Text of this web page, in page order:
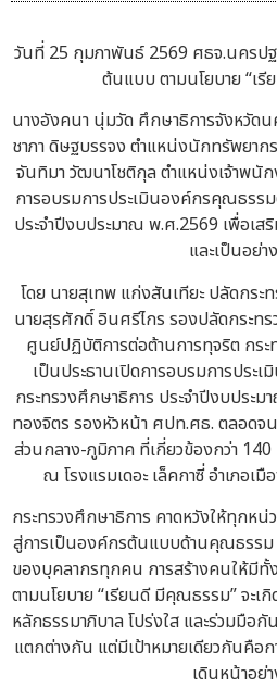
วันที่ 25 กุมภาพันธ์ 2569 ศธจ.นครป
ต้นแบบ ตามนโยบาย “เ
นางอังคนา นุ่มวัด ศึกษาธิการจังหวัด
ชาภา ดิษฐบรรจง ตำแหน่งนักทรัพยาก
จันทิมา วัฒนาโชติกุล ตำแหน่งเจ้าพนั
การอบรมการประเมินองค์กรคุณธรร
ประจำปีงบประมาณ พ.ศ.2569 เพื่อเส
และเป็นอย่า
โดย นายสุเทพ แก่งสันเทียะ ปลัดกระ
นายสุรศักดิ์ อินศรีไกร รองปลัดกระท
ศูนย์ปฏิบัติการต่อต้านการทุจริต กร
เป็นประธานเปิดการอบรมการปร
กระทรวงศึกษาธิการ ประจำปีงบประ
ทองจิตร รองหัวหน้า ศปท.ศธ. ตลอด
ส่วนกลาง-ภูมิภาค ที่เกี่ยวข้องกว่า
ณ โรงแรมเดอะ เล็คกาซี่ อำเภอ
กระทรวงศึกษาธิการ คาดหวังให้ทุกห
สู่การเป็นองค์กรต้นแบบด้านคุณธรรม
ของบุคลากรทุกคน การสร้างคนให้มีทั้
ตามนโยบาย “เรียนดี มีคุณธรรม” จะเ
หลักธรรมาภิบาล โปร่งใส และร่วมมือ
แตกต่างกัน แต่มีเป้าหมายเดียวกันคือ
เดินหน้าอย่